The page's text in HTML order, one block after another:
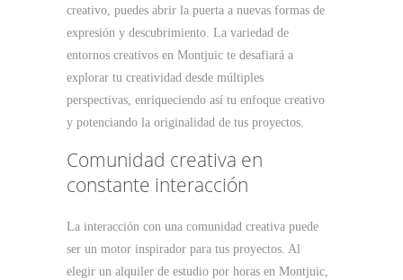
creativo, puedes abrir la puerta a nuevas formas de
expresión y descubrimiento. La variedad de
entornos creativos en Montjuic te desafiará a
explorar tu creatividad desde múltiples
perspectivas, enriqueciendo así tu enfoque creativo
y potenciando la originalidad de tus proyectos.
Comunidad creativa en
constante interacción
La interacción con una comunidad creativa puede
ser un motor inspirador para tus proyectos. Al
elegir un alquiler de estudio por horas en Montjuic,